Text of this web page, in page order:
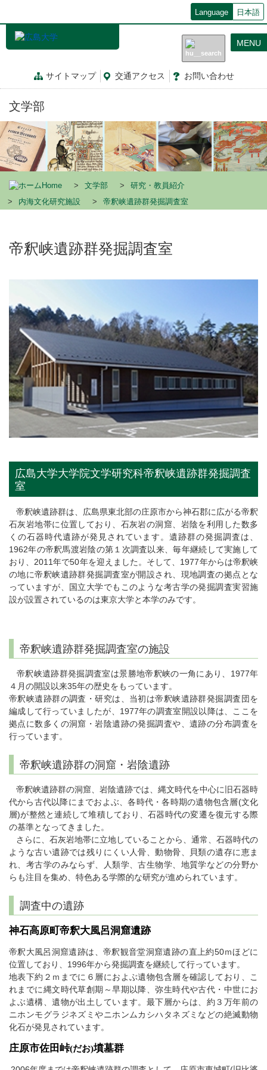
動
Language 日本語
サイトマップ 交通アクセス お問い合わせ
MENU
文学部
Home 文学部
研究・教員紹介
内海文化研究施設
帝釈峡遺跡群発掘調査室
帝釈峡遺跡群発掘調査室
広島大学大学院文学研究科帝釈峡遺跡群発掘調査
室
帝釈峡遺跡群は、広島県東北部の庄原市から神石郡に広がる帝釈
石灰岩地帯に位置しており、石灰岩の洞窟、岩陰を利用した数多
くの石器時代遺跡が発見されています。遺跡群の発掘調査は、
1962年の帝釈馬渡岩陰の第１次調査以来、毎年継続して実施して
おり、2011年で50年を迎えました。そして、1977年からは帝釈峡
の地に帝釈峡遺跡群発掘調査室が開設され、現地調査の拠点とな
っていますが、国立大学でもこのような考古学の発掘調査実習施
設が設置されているのは東京大学と本学のみです。
帝釈峡遺跡群発掘調査室の施設
帝釈峡遺跡群発掘調査室は景勝地帝釈峡の一角にあり、1977年
４月の開設以来35年の歴史をもっています。
帝釈峡遺跡群の調査・研究は、当初は帝釈峡遺跡群発掘調査団を
編成して行っていましたが、1977年の調査室開設以降は、ここを
拠点に数多くの洞窟・岩陰遺跡の発掘調査や、遺跡の分布調査を
行っています。
帝釈峡遺跡群の洞窟・岩陰遺跡
帝釈峡遺跡群の洞窟、岩陰遺跡では、縄文時代を中心に旧石器時
代から古代以降にまでおよぶ、各時代・各時期の遺物包含層(文化
層)が整然と連続して堆積しており、石器時代の変遷を復元する際
の基準となってきました。
さらに、石灰岩地帯に立地していることから、通常、石器時代の
ような古い遺跡では残りにくい人骨、動物骨、貝類の遺存に恵ま
れ、考古学のみならず、人類学、古生物学、地質学などの分野か
らも注目を集め、特色ある学際的な研究が進められています。
調査中の遺跡
神石高原町帝釈大風呂洞窟遺跡
帝釈大風呂洞窟遺跡は、帝釈観音堂洞窟遺跡の直上約50ｍほどに
位置しており、1996年から発掘調査を継続して行っています。
地表下約２ｍまでに６層におよぶ遺物包含層を確認しており、こ
れまでに縄文時代草創期～早期以降、弥生時代や古代・中世にお
よぶ遺構、遺物が出土しています。最下層からは、約３万年前の
ニホンモグラジネズミやニホンムカシハタネズミなどの絶滅動物
化石が発見されています。
庄原市佐田峠(だお)墳墓群